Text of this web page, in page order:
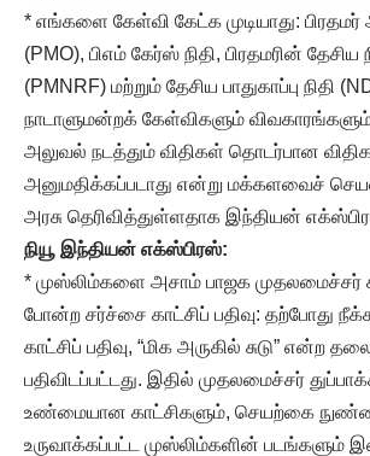
* எங்களை கேள்வி கேட்க முடியாது:
(PMO), பிஎம் கேர்ஸ் நிதி, பிரதமரின் தேசிய
(PMNRF) மற்றும் தேசிய பாதுகாப்பு நிதி
நாடாளுமன்றக் கேள்விகளும்
அலுவல் நடத்தும் விதிகள் தொடர்பான
அனுமதிக்கப்படாது என்று மக்களவைச்
அரசு தெரிவித்துள்ளதாக இந்தியன்
நியூ இந்தியன் எக்ஸ்பிரஸ்:
* முஸ்லிம்களை அசாம் பாஜக முதலமைச்சர்
போன்ற சர்ச்சை காட்சிப் பதிவு: தற்போது
காட்சிப் பதிவு, “மிக அருகில் சுடு” என்ற
பதிவிடப்பட்டது. இதில் முதலமைச்சர்
உண்மையான காட்சிகளும், செயற்கை
உருவாக்கப்பட்ட முஸ்லிம்களின் படங்களும்